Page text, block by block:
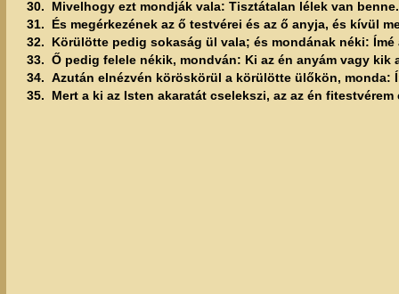
30.
Mivelhogy ezt mondják vala: Tisztátalan lélek van benne.
31.
És megérkezének az ő testvérei és az ő anyja, és kívül
32.
Körülötte pedig sokaság ül vala; és mondának néki:
33. Ő pedig felele nékik, mondván: Ki az én anyám vagy kik
34. Azután elnézvén köröskörül a körülötte ülőkön, monda:
35.
Mert a ki az Isten akaratát cselekszi, az az én